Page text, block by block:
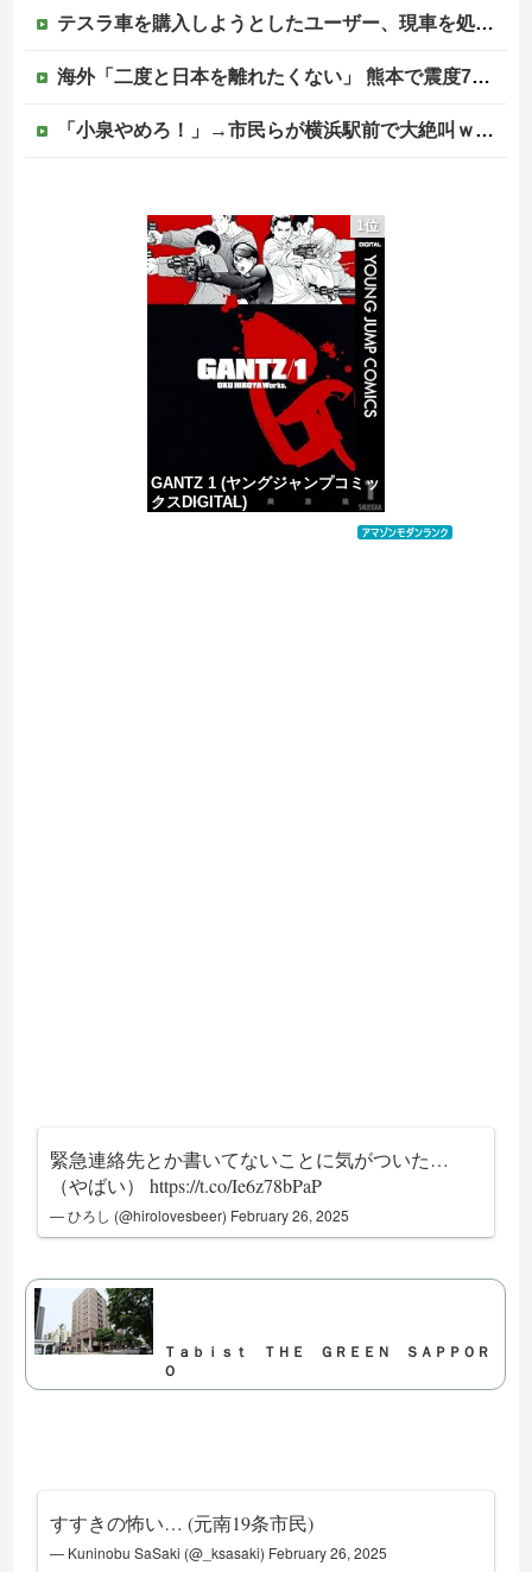
テスラ車を購入しようとしたユーザー、現車を処分して代金を支払い、平日の納車日に予定を合わせた結果……
海外「二度と日本を離れたくない」 熊本で震度7を体験したドイツ人が語る日本の強さに感動の声
「小泉やめろ！」→市民らが横浜駅前で大絶叫ｗｗｗｗｗｗｗｗ
【画像】はいだしょうこ（47）「こんなオバサンでいいの…？」
【速報】外人の医療費未払いが多すぎたので病院が外人の治療を断るようになってしまう
【移民政策反対】イオンの売り場で唐揚げを食う中国人の子供
1位
GANTZ 1 (ヤングジャンプコミッ
クスDIGITAL)
価格：¥100
緊急連絡先とか書いてないことに気がついた…
（やばい）https://t.co/Ie6z78bPaP
— ひろし (@hirolovesbeer) February 26, 2025
Ｔａｂｉｓｔ ＴＨＥ ＧＲＥＥＮ ＳＡＰＰＯＲ
Ｏ
すすきの怖い… (元南19条市民)
— Kuninobu SaSaki (@_ksasaki) February 26, 2025